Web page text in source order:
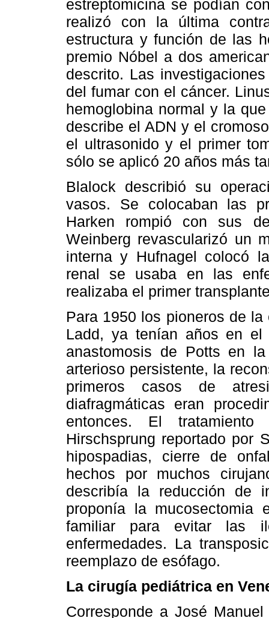
estreptomicina se podían
realizó con la última
estructura y función de las
premio Nóbel a dos
descrito. Las
del fumar con el cáncer.
hemoglobina normal y la
describe el ADN y el
el ultrasonido y el primer
sólo se aplicó 20 años más
Blalock describió su
vasos. Se colocaban las
Harken rompió con sus
Weinberg revascularizó un
interna y Hufnagel colocó
renal se usaba en las
realizaba el primer
Para 1950 los pioneros de
Ladd, ya tenían años en
anastomosis de Potts en
arterioso persistente, la
primeros casos de
diafragmáticas eran
entonces. El
Hirschsprung reportado por
hipospadias, cierre de
hechos por muchos
describía la reducción de
proponía la mucosectomia
familiar para evitar las
enfermedades. La
reemplazo de esófago.
La cirugía pediátrica en
Corresponde a José